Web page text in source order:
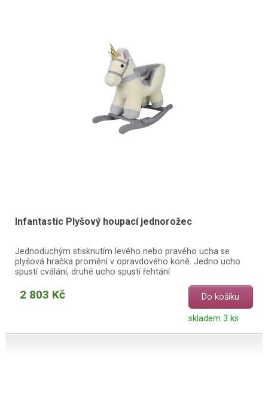
Infantastic Plyšový houpací jednorožec
Jednoduchým stisknutím levého nebo pravého ucha se
plyšová hračka promění v opravdového koně. Jedno ucho
spustí cválání, druhé ucho spustí řehtání
2 803 Kč Do košíku
skladem 3 ks